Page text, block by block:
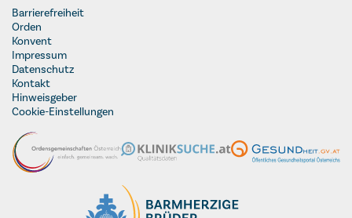
Barrierefreiheit
Orden
Konvent
Impressum
Datenschutz
Kontakt
Hinweisgeber
Cookie-Einstellungen